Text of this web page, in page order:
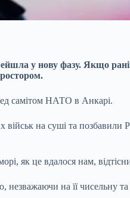
у нову фазу. Якщо
самітом НАТО в Анкарі.
на суші та
як це вдалося нам,
на її чисельну та